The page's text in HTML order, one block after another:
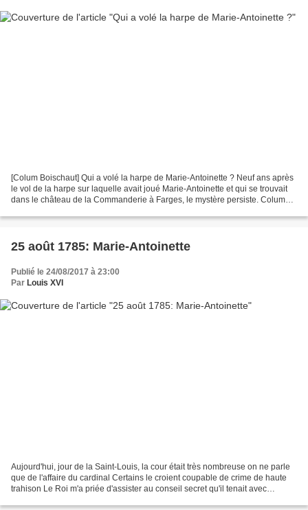
[Colum Boischaut] Qui a volé la harpe de Marie-Antoinette ? Neuf ans après
le vol de la harpe sur laquelle avait joué Marie-Antoinette et qui se trouvait
dans le château de la Commanderie à Farges, le mystère persiste. Colum
25 août 1785: Marie-Antoinette
Publié le 24/08/2017 à 23:00
Par Louis XVI
Aujourd'hui, jour de la Saint-Louis, la cour était très nombreuse on ne parle
que de l'affaire du cardinal Certains le croient coupable de crime de haute
trahison Le Roi m'a priée d'assister au conseil secret qu'il tenait avec